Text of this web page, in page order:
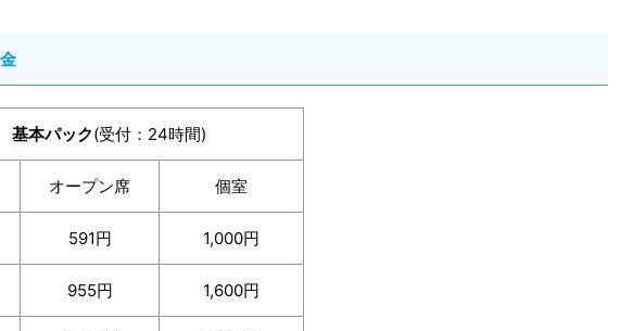
基本パック(受付：24時間)
オープン席 個室
591円 1,000円
955円 1,600円